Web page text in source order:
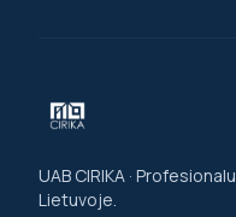
UAB CIRIKA ·
Lietuvoje.